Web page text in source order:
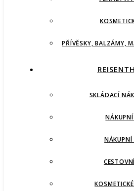
PŘÍVĚSKY, BALZÁMY,
SKLÁDACÍ
NÁKUPNÍ